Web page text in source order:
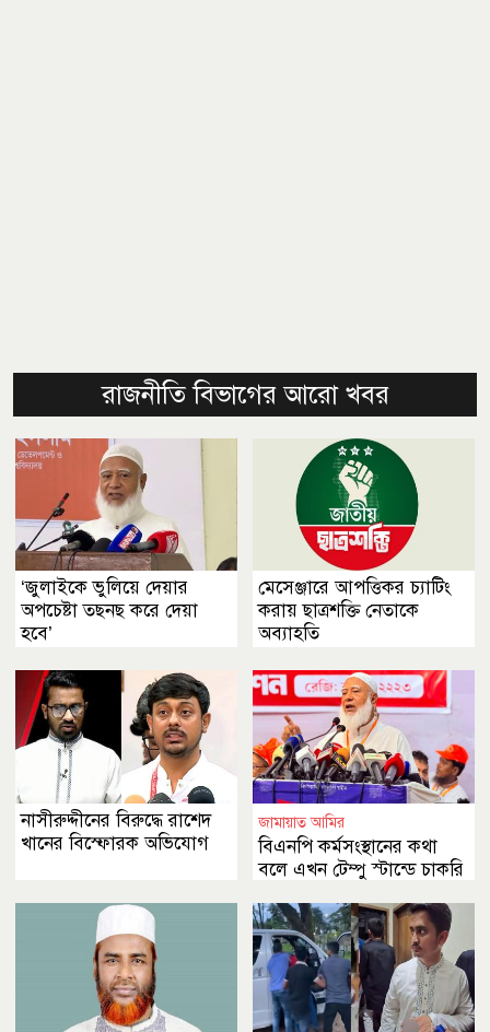
রাজনীতি বিভাগের আরো খবর
‘জুলাইকে ভুলিয়ে দেয়ার
অপচেষ্টা তছনছ করে দেয়া
হবে’
মেসেঞ্জারে আপত্তিকর চ্যাটিং
করায় ছাত্রশক্তি নেতাকে
অব্যাহতি
নাসীরুদ্দীনের বিরুদ্ধে রাশেদ
খানের বিস্ফোরক অভিযোগ
জামায়াত আমির
বিএনপি কর্মসংস্থানের কথা
বলে এখন টেম্পু স্টান্ডে চাকরি